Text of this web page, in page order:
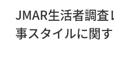
JMAR生活者調
事スタイルに関